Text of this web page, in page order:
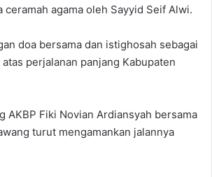
ceramah agama oleh Sayyid Seif Alwi.
doa bersama dan istighosah sebagai
perjalanan panjang Kabupaten
AKBP Fiki Novian Ardiansyah bersama
turut mengamankan jalannya